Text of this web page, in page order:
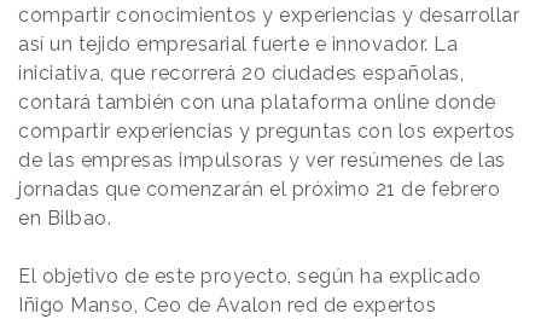
compartir conocimientos y experiencias y desarrollar
así un tejido empresarial fuerte e innovador. La
iniciativa, que recorrerá 20 ciudades españolas,
contará también con una plataforma online donde
compartir experiencias y preguntas con los expertos
de las empresas impulsoras y ver resúmenes de las
jornadas que comenzarán el próximo 21 de febrero
en Bilbao.
El objetivo de este proyecto, según ha explicado
Iñigo Manso, Ceo de Avalon red de expertos